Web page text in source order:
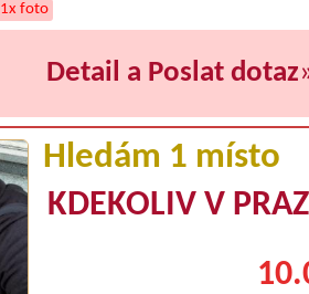
1x foto
Detail a Poslat dotaz
Hledám 1 místo
KDEKOLIV V